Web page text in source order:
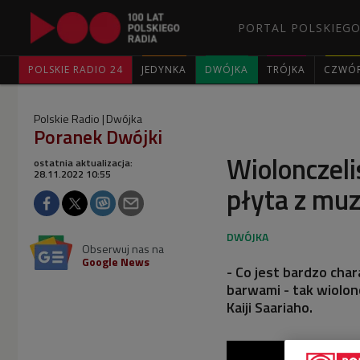
PORTAL
POLSKIE RADIO 24 JEDYNKA DWÓJKA TRÓJKA
Polskie Radio Dwójka
Poranek Dwójki
płyta z
ostatnia aktualizacja:
28.11.2022 10:55
Obserwuj nas na
Google News
- Co jest bardzo
barwami - tak
Kaiji Saariaho.